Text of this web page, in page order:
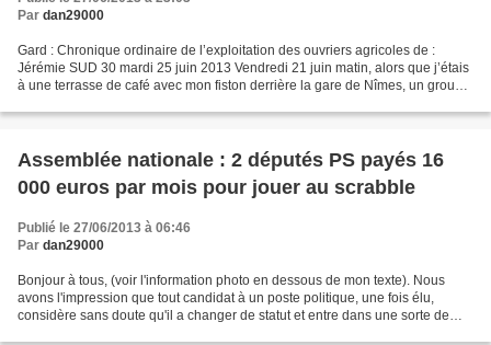
Par dan29000
Gard : Chronique ordinaire de l’exploitation des ouvriers agricoles de :
Jérémie SUD 30 mardi 25 juin 2013 Vendredi 21 juin matin, alors que j’étais
à une terrasse de café avec mon fiston derrière la gare de Nîmes, un groupe
Assemblée nationale : 2 députés PS payés 16
000 euros par mois pour jouer au scrabble
Publié le 27/06/2013 à 06:46
Par dan29000
Bonjour à tous, (voir l'information photo en dessous de mon texte). Nous
avons l'impression que tout candidat à un poste politique, une fois élu,
considère sans doute qu'il a changer de statut et entre dans une sorte de